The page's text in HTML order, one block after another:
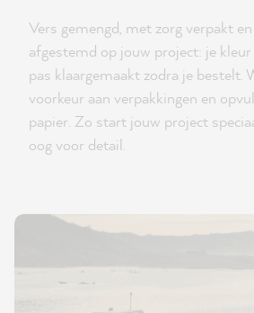
Vers gemengd, met zorg verpakt
afgestemd op jouw project: je
pas klaargemaakt zodra je bestelt.
voorkeur aan verpakkingen en
papier. Zo start jouw project
oog voor detail.